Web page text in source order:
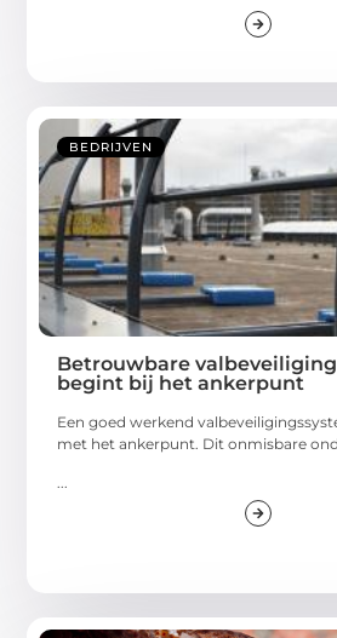
BEDRIJVEN
Betrouwbare
begint bij het ankerpunt
Een goed werkend
met het ankerpunt. Dit onmisbare
...